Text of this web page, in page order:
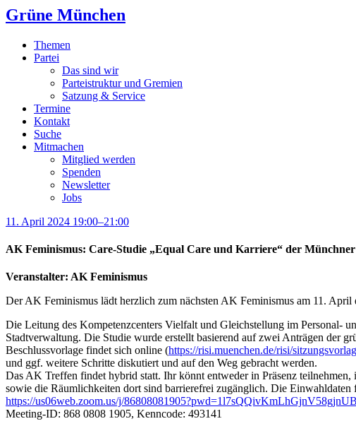
Grüne München
Themen
Partei
Das sind wir
Parteistruktur und Gremien
Satzung & Service
Termine
Kontakt
Suche
Mitmachen
Mitglied werden
Spenden
Newsletter
Jobs
11. April 2024 19:00–21:00
AK Feminismus: Care-Studie „Equal Care und Karriere“ der
Veranstalter: AK Feminismus
Der AK Feminismus lädt herzlich zum nächsten AK Feminismus am 11.
Die Leitung des Kompetenzcenters Vielfalt und Gleichstellung im Personal-
Stadtverwaltung. Die Studie wurde erstellt basierend auf zwei Anträgen der
Beschlussvorlage findet sich online (https://risi.muenchen.de/risi/
und ggf. weitere Schritte diskutiert und auf den Weg gebracht werden.
Das AK Treffen findet hybrid statt. Ihr könnt entweder in Präsenz
sowie die Räumlichkeiten dort sind barrierefrei zugänglich. Die Einwahldaten
https://us06web.zoom.us/j/
Meeting-ID: 868 0808 1905, Kenncode: 493141